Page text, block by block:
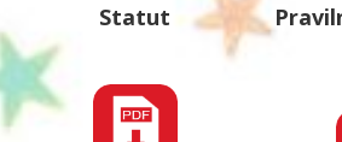
Statut